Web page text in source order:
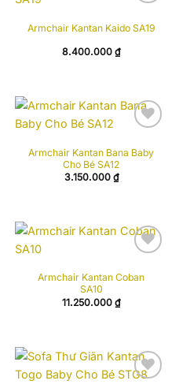
wishlist
Armchair Kantan Kaido SA19
8.400.000 ₫
wishlist
Armchair Kantan Bana Baby
Cho Bé SA12
3.150.000 ₫
wishlist
Armchair Kantan Coban
SA10
11.250.000 ₫